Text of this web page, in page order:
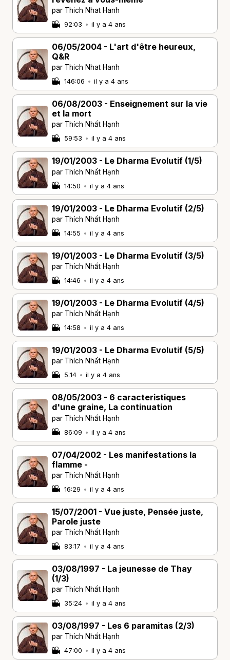
par Thich Nhat Hanh
92:03 • il y a 4 ans
06/05/2004 - L'art d'être heureux,
Q&R
par Thich Nhat Hanh
146:06 • il y a 4 ans
06/08/2003 - Enseignement sur la vie
et la mort
par Thích Nhất Hạnh
59:53 • il y a 4 ans
19/01/2003 - Le Dharma Evolutif (1/5)
par Thích Nhất Hạnh
14:50 • il y a 4 ans
19/01/2003 - Le Dharma Evolutif (2/5)
par Thích Nhất Hạnh
14:55 • il y a 4 ans
19/01/2003 - Le Dharma Evolutif (3/5)
par Thích Nhất Hạnh
14:46 • il y a 4 ans
19/01/2003 - Le Dharma Evolutif (4/5)
par Thích Nhất Hạnh
14:58 • il y a 4 ans
19/01/2003 - Le Dharma Evolutif (5/5)
par Thích Nhất Hạnh
5:14 • il y a 4 ans
08/05/2003 - 6 caracteristiques
d'une graine, La continuation
par Thích Nhất Hạnh
86:09 • il y a 4 ans
07/04/2002 - Les manifestations la
flamme -
par Thích Nhất Hạnh
16:29 • il y a 4 ans
15/07/2001 - Vue juste, Pensée juste,
Parole juste
par Thích Nhất Hạnh
83:17 • il y a 4 ans
03/08/1997 - La jeunesse de Thay
(1/3)
par Thích Nhất Hạnh
35:24 • il y a 4 ans
03/08/1997 - Les 6 paramitas (2/3)
par Thích Nhất Hạnh
47:00 • il y a 4 ans